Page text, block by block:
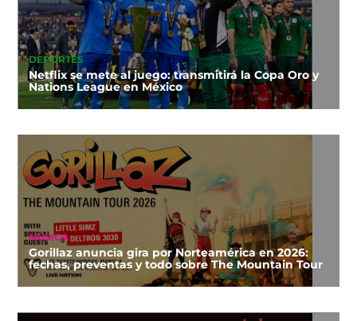
DEPORTES
Netflix se mete al juego: transmitirá la Copa Oro y
Nations League en México
MÚSICA
Gorillaz anuncia gira por Norteamérica en 2026:
fechas, preventas y todo sobre The Mountain Tour